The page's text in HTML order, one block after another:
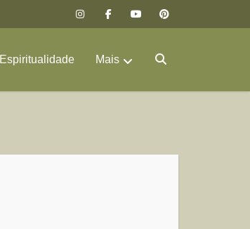
Espiritualidade Mais